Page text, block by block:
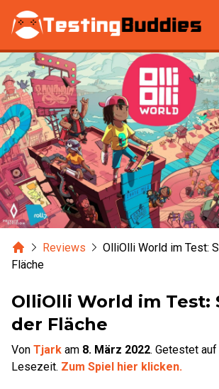
Zum Hauptinhalt springen
HomeReviews
OlliOlli World im Test:
Fläche
OlliOlli World im Test:
der Fläche
Von Tjark am 8. März 2022. Getestet auf
Lesezeit. Zum Spiel hier klicken.